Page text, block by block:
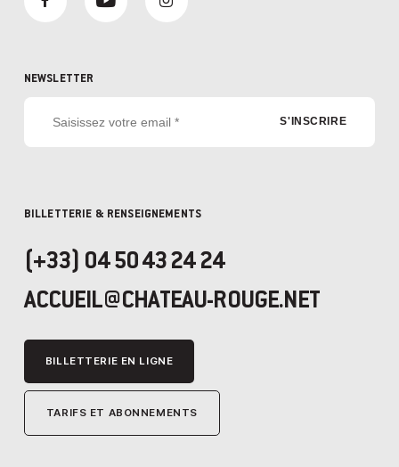
NEWSLETTER
BILLETTERIE & RENSEIGNEMENTS
(+33) 04 50 43 24 24
ACCUEIL@CHATEAU-ROUGE.NET
BILLETTERIE EN LIGNE
TARIFS ET ABONNEMENTS